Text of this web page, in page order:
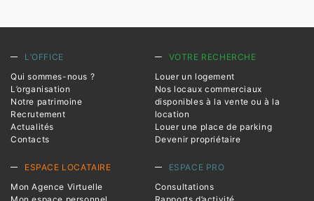
L’OFFICE
Qui sommes-nous ?
L’organisation
Notre patrimoine
Recrutement
Actualités
Contacts
VOTRE RECHERCHE
Louer un logement
Nos locaux commerciaux
disponibles à la vente ou à la
location
Louer une place de parking
Devenir propriétaire
ESPACE LOCATAIRE
Mon Agence Virtuelle
ESPACE PRO
Consultations